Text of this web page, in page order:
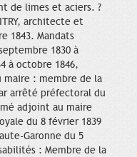
de limes et aciers. ?
architecte et
1843. Mandats
1830 à
à octobre 1846,
maire : membre de la
arrêté préfectoral du
adjoint au maire
du 8 février 1839
Garonne du 5
: Membre de la